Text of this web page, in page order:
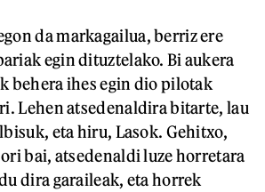
da markagailua, berriz ere
egin dituztelako. Bi aukera
behera ihes egin dio pilotak
Lehen atsedenaldira bitarte, lau
eta hiru, Lasok. Gehitxo,
bai, atsedenaldi luze horretara
dira garaileak, eta horrek